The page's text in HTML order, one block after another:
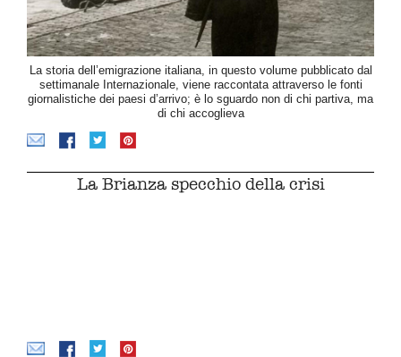
La storia dell’emigrazione italiana, in questo volume pubblicato dal
settimanale Internazionale, viene raccontata attraverso le fonti
giornalistiche dei paesi d’arrivo; è lo sguardo non di chi partiva, ma
di chi accoglieva
La Brianza specchio della crisi